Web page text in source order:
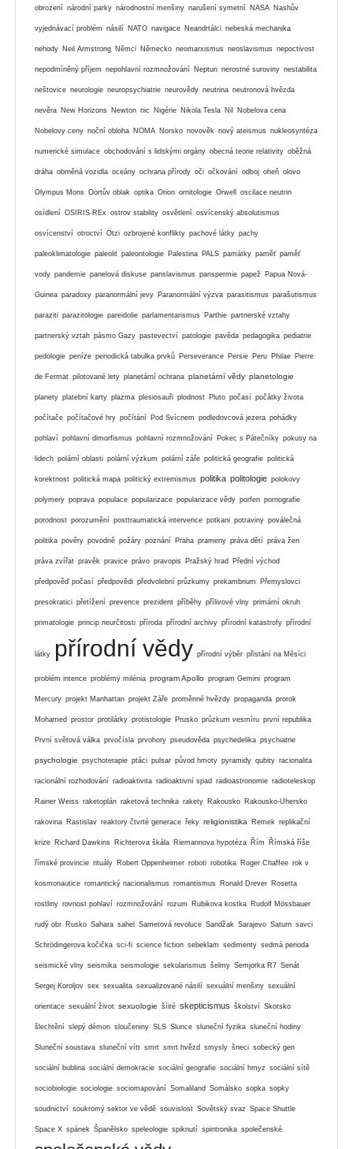
obrození národní parky národnostní menšiny narušení symetrií NASA Nashův
vyjednávací problém násilí NATO navigace Neandrtálci nebeská mechanika
nehody Neil Armstrong Němci Německo neomarxismus neoslavismus nepoctivost
nepodmíněný příjem nepohlavní rozmnožování Neptun nerostné suroviny nestabilita
neštovice neurologie neuropsychiatrie neurovědy neutrina neutronová hvězda
nevěra New Horizons Newton nic Nigérie Nikola Tesla Nil Nobelova cena
Nobelovy ceny noční obloha NOMA Norsko novověk nový ateismus nukleosyntéza
numerické simulace obchodování s lidskými orgány obecná teorie relativity oběžná
dráha obrněná vozidla oceány ochrana přírody oči očkování odboj oheň olovo
Olympus Mons Oortův oblak optika Orion ornitologie Orwell oscilace neutrin
osídlení OSIRIS-REx ostrov stability osvětlení osvícenský absolutismus
osvícenství otroctví Ötzi ozbrojené konflikty pachové látky pachy
paleoklimatologie paleolit paleontologie Palestina PALS památky paměť paměť
vody pandemie panelová diskuse panslavismus panspermie papež Papua Nová-
Guinea paradoxy paranormální jevy Paranormální výzva parasitismus parašutismus
paraziti parazitologie pareidolie parlamentarismus Parthie partnerské vztahy
partnerský vztah pásmo Gazy pastevectví patologie pavěda pedagogika pediatrie
pedologie peníze periodická tabulka prvků Perseverance Persie Peru Philae Pierre
de Fermat pilotované lety planetární ochrana planetární vědy planetologie
planety platební karty plazma plesiosauři plodnost Pluto počasí počátky života
počítače počítačové hry počítání Pod Svícnem podledovcová jezera pohádky
pohlaví pohlavní dimorfismus pohlavní rozmnožování Pokec s Pátečníky pokusy na
lidech polární oblasti polární výzkum polární záře politická geografie politická
korektnost politická mapa politický extremismus politika politologie polokovy
polymery poprava populace popularizace popularizace vědy porfen pornografie
porodnost porozumění posttraumatická intervence potkani potraviny poválečná
politika pověry povodně požáry poznání Praha prameny práva dětí práva žen
práva zvířat pravěk pravice právo pravopis Pražský hrad Přední východ
předpověď počasí předpovědi předvolební průzkumy prekambrium Přemyslovci
presokratici přetížení prevence prezident příběhy přílivové vlny primární okruh
primatologie princip neurčitosti příroda přírodní archivy přírodní katastrofy přírodní
látky přírodní vědy přírodní výběr přistání na Měsíci
problém intence problémy milénia program Apollo program Gemini program
Mercury projekt Manhattan projekt Záře proměnné hvězdy propaganda prorok
Mohamed prostor protilátky protistologie Prusko průzkum vesmíru první republika
První světová válka prvočísla prvohory pseudověda psychedelika psychiatrie
psychologie psychoterapie ptáci pulsar původ hmoty pyramidy qubity racionalita
racionální rozhodování radioaktivita radioaktivní spad radioastronomie radioteleskop
Rainer Weiss raketoplán raketová technika rakety Rakousko Rakousko-Uhersko
rakovina Rastislav reaktory čtvrté generace řeky religionistika Remek replikační
krize Richard Dawkins Richterova škála Riemannova hypotéza Řím Římská říše
římské provincie rituály Robert Oppenheimer roboti robotika Roger Chaffee rok v
kosmonautice romantický nacionalismus romantismus Ronald Drever Rosetta
rostliny rovnost pohlaví rozmnožování rozum Rubikova kostka Rudolf Mössbauer
rudý obr Rusko Sahara sahel Sametová revoluce Sandžak Sarajevo Saturn savci
Schrödingerova kočička sci-fi science fiction sebeklam sedimenty sedmá perioda
seismické vlny seismika seismologie sekularismus šelmy Semjorka R7 Senát
Sergej Koroljov sex sexualita sexualizované násilí sexuální menšiny sexuální
orientace sexuální život sexuologie šíité skepticismus školství Skotsko
šlechtění slepý démon sloučeniny SLS Slunce sluneční fyzika sluneční hodiny
Sluneční soustava sluneční vítr smrt smrt hvězd smysly šneci sobecký gen
sociální bublina sociální demokracie sociální geografie sociální hmyz sociální sítě
sociobiologie sociologie sociomapování Somaliland Somálsko sopka sopky
soudnictví soukromý sektor ve vědě souvislost Sovětský svaz Space Shuttle
Space X spánek Španělsko speleologie spiknutí spintronika společenské